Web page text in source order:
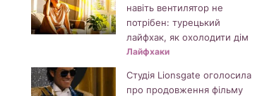
навіть вентилятор не
потрібен: турецький
лайфхак, як охолодити дім
Лайфхаки
Студія Lionsgate оголосила
про продовження фільму